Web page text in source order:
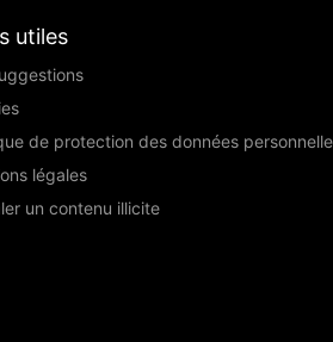
utiles
de protection des données
légales
un contenu illicite